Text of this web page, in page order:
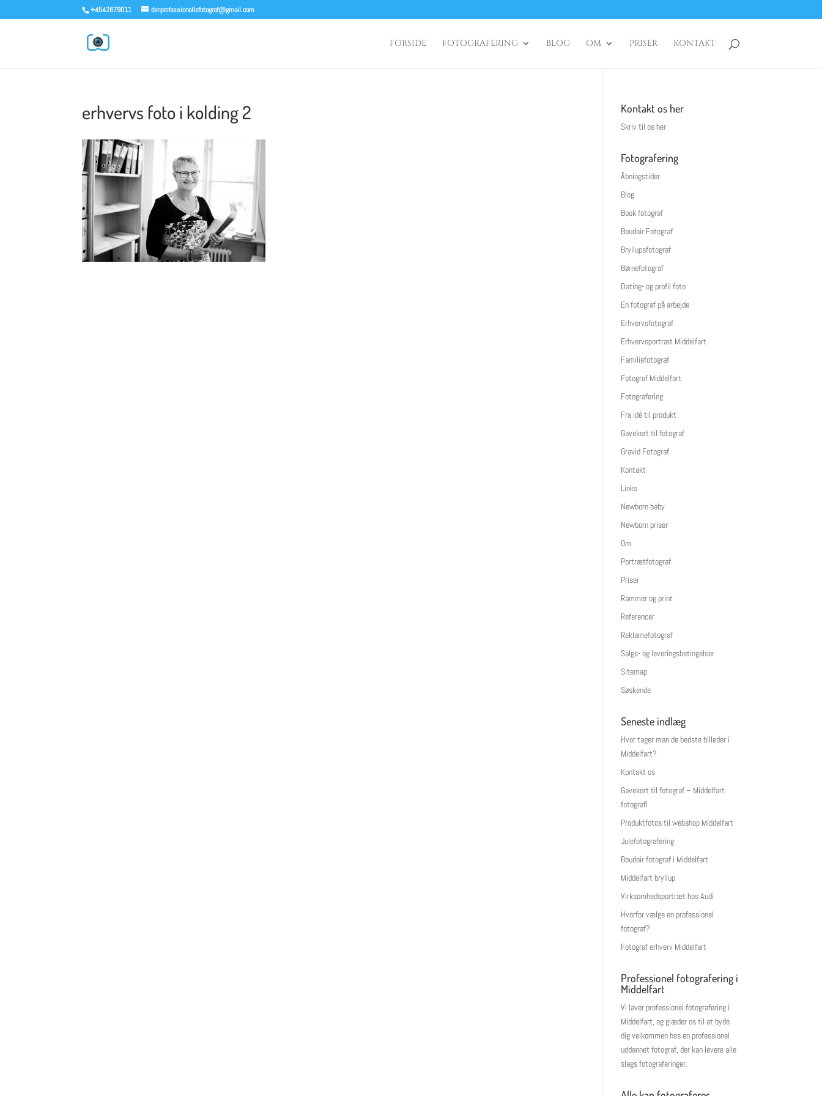
+4542679011 denprofessionellefotograf@gmail.com
FORSIDE FOTOGRAFERING BLOG OM PRISER KONTAKT
erhvervs foto i kolding 2 Kontakt os her
Skriv til os her
Fotografering
Åbningstider
Blog
Book fotograf
Boudoir Fotograf
Bryllupsfotograf
Børnefotograf
Dating- og profil foto
En fotograf på arbejde
Erhvervsfotograf
Erhvervsportræt Middelfart
Familiefotograf
Fotograf Middelfart
Fotografering
Fra idé til produkt
Gavekort til fotograf
Gravid Fotograf
Kontakt
Links
Newborn baby
Newborn priser
Om
Portrætfotograf
Priser
Rammer og print
Referencer
Reklamefotograf
Salgs- og leveringsbetingelser
Sitemap
Søskende
Seneste indlæg
Hvor tager man de bedste billeder i
Middelfart?
Kontakt os
Gavekort til fotograf – Middelfart
fotografi
Produktfotos til webshop Middelfart
Julefotografering
Boudoir fotograf i Middelfart
Middelfart bryllup
Virksomhedsportræt hos Audi
Hvorfor vælge en professionel
fotograf?
Fotograf erhverv Middelfart
Professionel fotografering i
Middelfart
Vi laver professionel fotografering i
Middelfart, og glæder os til at byde
dig velkommen hos en professionel
uddannet fotograf, der kan levere alle
slags fotograferinger.